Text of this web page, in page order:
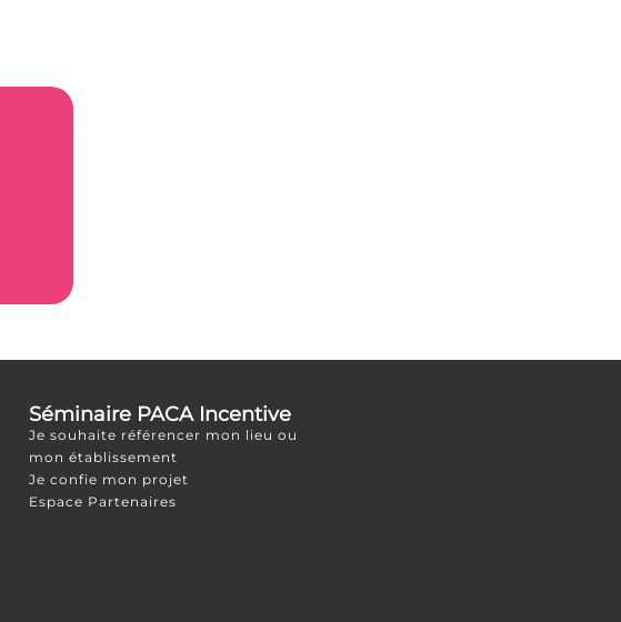
Séminaire PACA Incentive
Je souhaite référencer mon lieu ou
mon établissement
Je confie mon projet
Espace Partenaires